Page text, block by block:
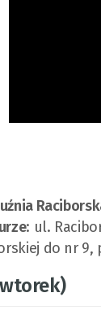
: ul.
do nr 9,